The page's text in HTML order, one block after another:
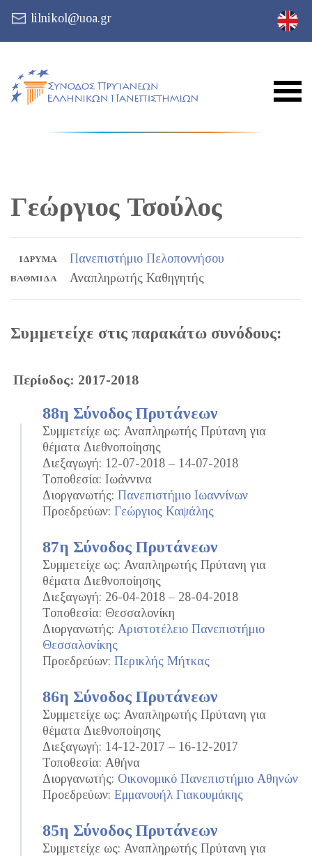
lilnikol@uoa.gr
Γεώργιος Τσούλος
ΊΔΡΥΜΑ Πανεπιστήμιο Πελοποννήσου
ΒΑΘΜΊΔΑ Αναπληρωτής Καθηγητής
Συμμετείχε στις παρακάτω συνόδους:
Περίοδος: 2017-2018
88η Σύνοδος Πρυτάνεων
Συμμετείχε ως: Αναπληρωτής Πρύτανη για
θέματα Διεθνοποίησης
Διεξαγωγή: 12-07-2018 – 14-07-2018
Τοποθεσία: Ιωάννινα
Διοργανωτής: Πανεπιστήμιο Ιωαννίνων
Προεδρεύων: Γεώργιος Καψάλης
87η Σύνοδος Πρυτάνεων
Συμμετείχε ως: Αναπληρωτής Πρύτανη για
θέματα Διεθνοποίησης
Διεξαγωγή: 26-04-2018 – 28-04-2018
Τοποθεσία: Θεσσαλονίκη
Διοργανωτής: Αριστοτέλειο Πανεπιστήμιο
Θεσσαλονίκης
Προεδρεύων: Περικλής Μήτκας
86η Σύνοδος Πρυτάνεων
Συμμετείχε ως: Αναπληρωτής Πρύτανη για
θέματα Διεθνοποίησης
Διεξαγωγή: 14-12-2017 – 16-12-2017
Τοποθεσία: Αθήνα
Διοργανωτής: Οικονομικό Πανεπιστήμιο Αθηνών
Προεδρεύων: Εμμανουήλ Γιακουμάκης
85η Σύνοδος Πρυτάνεων
Συμμετείχε ως: Αναπληρωτής Πρύτανη για